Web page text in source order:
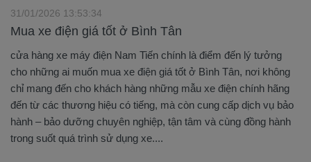
Mua xe điện giá tốt ở Bình Tân
31/01/2026 13:53:34
cửa hàng xe máy điện Nam Tiến chính là điểm đến lý tưởng
cho những ai muốn mua xe điện giá tốt ở Bình Tân, nơi không
chỉ mang đến cho khách hàng những mẫu xe điện chính hãng
đến từ các thương hiệu có tiếng, mà còn cung cấp dịch vụ bảo
hành – bảo dưỡng chuyên nghiệp, tận tâm và cùng đồng hành
trong suốt quá trình sử dụng xe....